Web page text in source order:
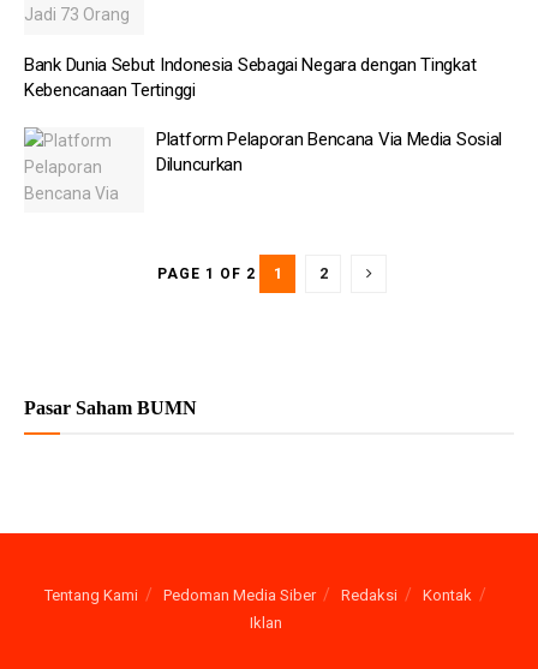
Bank Dunia Sebut Indonesia Sebagai Negara dengan Tingkat
Kebencanaan Tertinggi
Platform Pelaporan Bencana Via Media Sosial
Diluncurkan
PAGE 1 OF 2 1 2
Pasar Saham BUMN
Tentang Kami Pedoman Media Siber Redaksi
Kontak
Iklan